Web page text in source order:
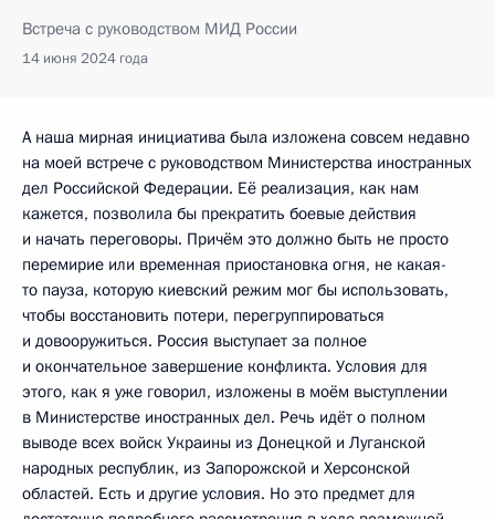
Встреча с руководством МИД России
14 июня 2024 года
А наша мирная инициатива была изложена совсем недавно
на моей встрече с руководством Министерства иностранных
дел Российской Федерации. Её реализация, как нам
кажется, позволила бы прекратить боевые действия
и начать переговоры. Причём это должно быть не просто
перемирие или временная приостановка огня, не какая-
то пауза, которую киевский режим мог бы использовать,
чтобы восстановить потери, перегруппироваться
и довооружиться. Россия выступает за полное
и окончательное завершение конфликта. Условия для
этого, как я уже говорил, изложены в моём выступлении
в Министерстве иностранных дел. Речь идёт о полном
выводе всех войск Украины из Донецкой и Луганской
народных республик, из Запорожской и Херсонской
областей. Есть и другие условия. Но это предмет для